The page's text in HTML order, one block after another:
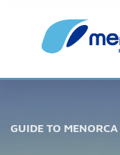
GUIDE TO MENORCA
MenorcaBus